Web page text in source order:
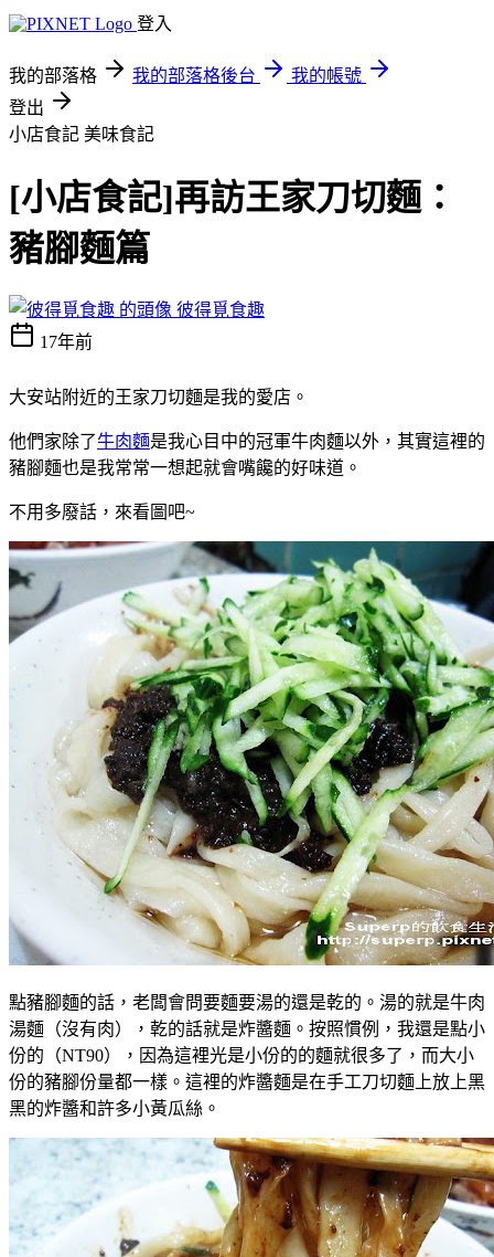
登入
我的部落格 我的部落格後台
我的帳號
登出
小店食記 美味食記
[小店食記]再訪王家刀切麵：
豬腳麵篇
彼得覓食趣
17年前
大安站附近的王家刀切麵是我的愛店。
他們家除了牛肉麵是我心目中的冠軍牛肉麵以外，其實這裡的
豬腳麵也是我常常一想起就會嘴饞的好味道。
不用多廢話，來看圖吧~
點豬腳麵的話，老闆會問要麵要湯的還是乾的。湯的就是牛肉
湯麵（沒有肉），乾的話就是炸醬麵。按照慣例，我還是點小
份的（NT90），因為這裡光是小份的的麵就很多了，而大小
份的豬腳份量都一樣。這裡的炸醬麵是在手工刀切麵上放上黑
黑的炸醬和許多小黃瓜絲。